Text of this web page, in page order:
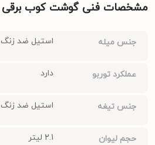
مشخصات فنی گوشت کوب برقی
جنس میله استیل ضد زنگ
عملکرد توربو دارد
جنس تیغه استیل ضد زنگ
حجم لیوان 2.1 لیتر